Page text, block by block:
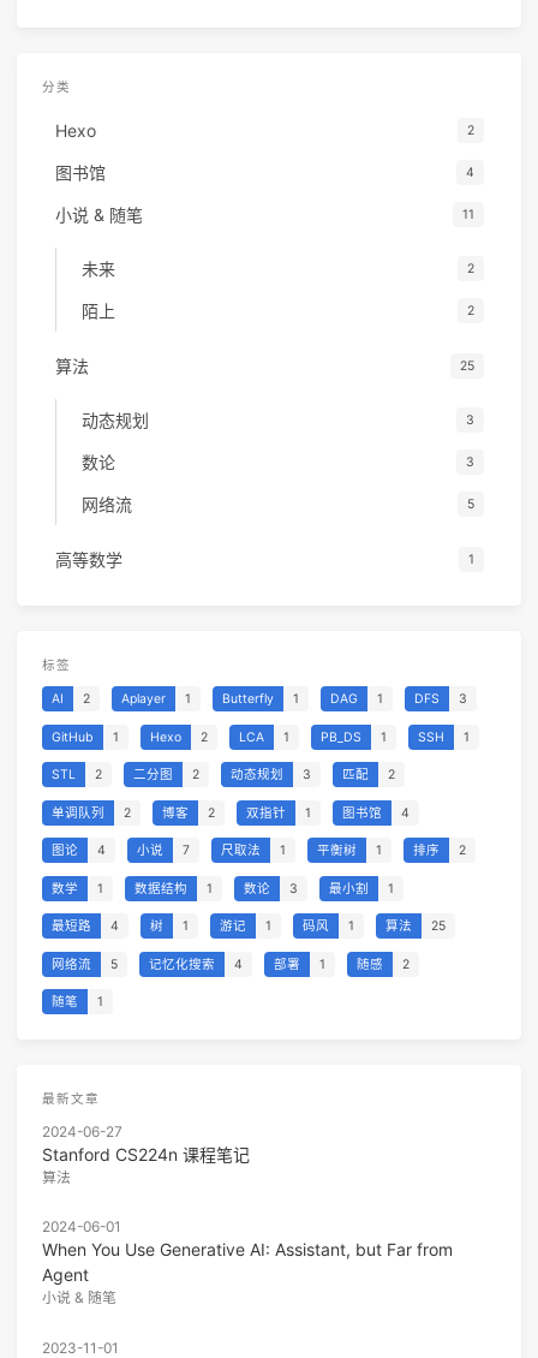
分类
Hexo 2
图书馆 4
小说 & 随笔 11
未来 2
陌上 2
算法 25
动态规划 3
数论 3
网络流 5
高等数学 1
标签
AI 2 Aplayer 1 Butterfly 1 DAG 1 DFS 3
GitHub 1 Hexo 2 LCA 1 PB_DS 1 SSH 1
STL 2 二分图 2 动态规划 3 匹配 2
单调队列 2 博客 2 双指针 1 图书馆 4
图论 4 小说 7 尺取法 1 平衡树 1 排序 2
数学 1 数据结构 1 数论 3 最小割 1
最短路 4 树 1 游记 1 码风 1 算法 25
网络流 5 记忆化搜索 4 部署 1 随感 2
随笔 1
最新文章
2024-06-27
Stanford CS224n 课程笔记
算法
2024-06-01
When You Use Generative AI: Assistant, but Far from
Agent
小说 & 随笔
2023-11-01